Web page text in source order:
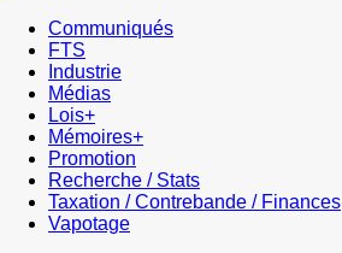
Communiqués
FTS
Industrie
Médias
Lois+
Mémoires+
Promotion
Recherche / Stats
Taxation / Contrebande / Finances
Vapotage